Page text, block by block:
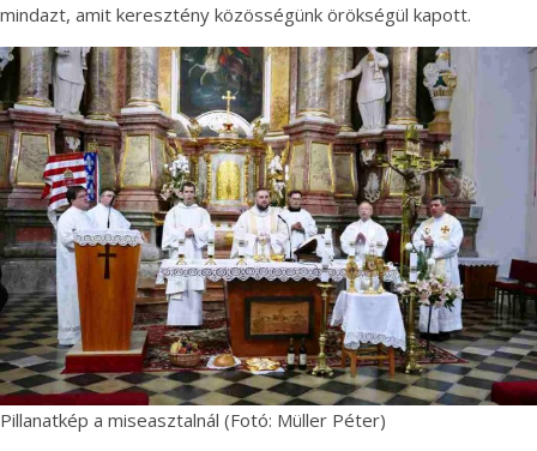
mindazt, amit keresztény közösségünk örökségül kapott.
Pillanatkép a miseasztalnál (Fotó: Müller Péter)